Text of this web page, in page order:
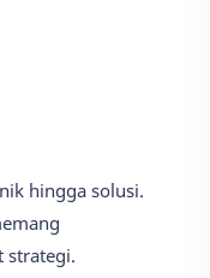
hingga solusi.
strategi.